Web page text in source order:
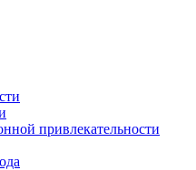
привлекательности